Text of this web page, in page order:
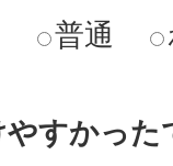
普通
すかった